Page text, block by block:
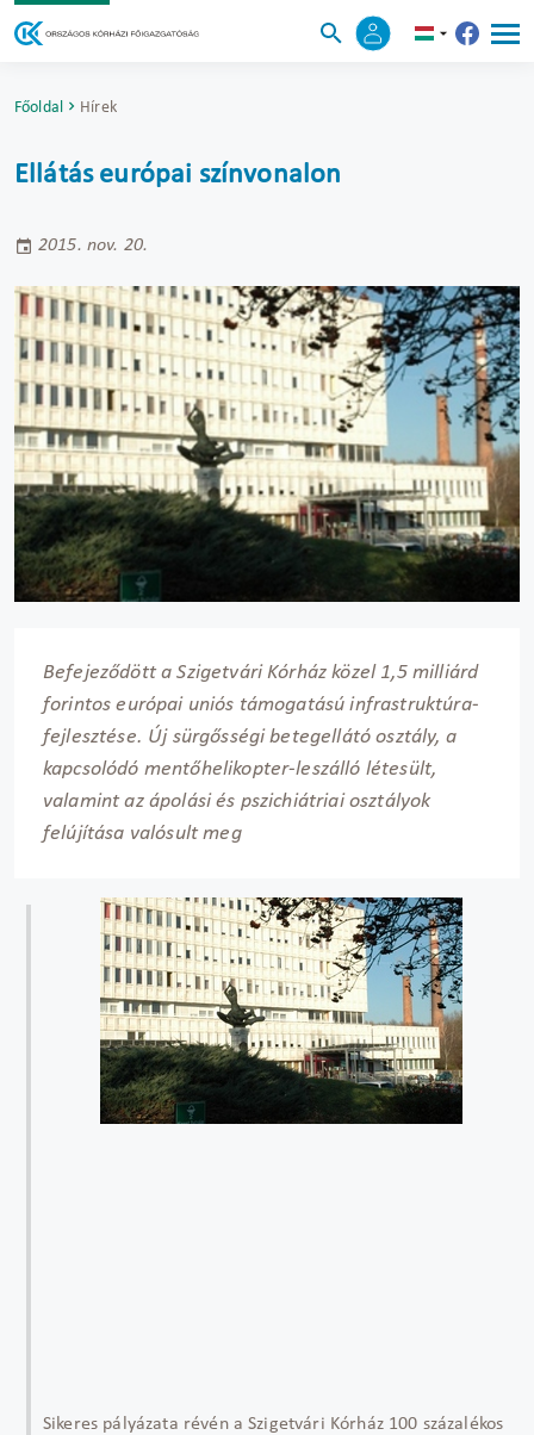
Főoldal Hírek
Ellátás európai színvonalon
2015. nov. 20.
Befejeződött a Szigetvári Kórház közel 1,5 milliárd
forintos európai uniós támogatású infrastruktúra-
fejlesztése. Új sürgősségi betegellátó osztály, a
kapcsolódó mentőhelikopter-leszálló létesült,
valamint az ápolási és pszichiátriai osztályok
felújítása valósult meg
Sikeres pályázata révén a Szigetvári Kórház 100 százalékos